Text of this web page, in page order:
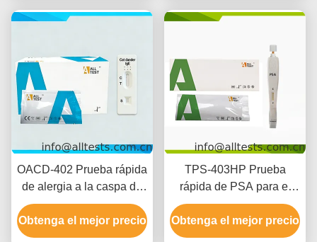
OACD-402 Prueba rápida
de alergia a la caspa de
gato Sangre entera /
suero / plasma
Obtenga el mejor precio
TPS-403HP Prueba
rápida de PSA para el
antígeno específico de
próstata
Obtenga el mejor precio